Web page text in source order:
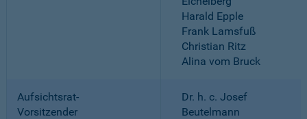
Harald Epple
Frank Lamsfuß
Christian Ritz
Alina vom Bruck
Aufsichtsrat-
Vorsitzender
Dr. h. c. Josef
Beutelmann